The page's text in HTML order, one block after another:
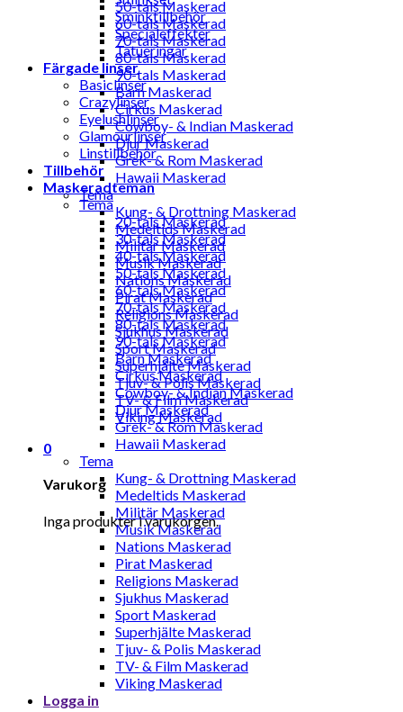
50-tals Maskerad
60-tals Maskerad
70-tals Maskerad
80-tals Maskerad
90-tals Maskerad
Barn Maskerad
Cirkus Maskerad
Cowboy- & Indian Maskerad
Djur Maskerad
Grek- & Rom Maskerad
Hawaii Maskerad
Tema
Kung- & Drottning Maskerad
Medeltids Maskerad
Militär Maskerad
Musik Maskerad
Nations Maskerad
Pirat Maskerad
Religions Maskerad
Sjukhus Maskerad
Sport Maskerad
Superhjälte Maskerad
Tjuv- & Polis Maskerad
TV- & Film Maskerad
Viking Maskerad
0
Varukorg
Inga produkter i varukorgen.
Sminktillbehör
Specialeffekter
Tatueringar
Färgade linser
Basiclinser
Crazylinser
Eyelushlinser
Glamourlinser
Linstillbehör
Tillbehör
Maskeradteman
Tema
20-tals Maskerad
30-tals Maskerad
40-tals Maskerad
50-tals Maskerad
60-tals Maskerad
70-tals Maskerad
80-tals Maskerad
90-tals Maskerad
Barn Maskerad
Cirkus Maskerad
Cowboy- & Indian Maskerad
Djur Maskerad
Grek- & Rom Maskerad
Hawaii Maskerad
Tema
Kung- & Drottning Maskerad
Medeltids Maskerad
Militär Maskerad
Musik Maskerad
Nations Maskerad
Pirat Maskerad
Religions Maskerad
Sjukhus Maskerad
Sport Maskerad
Superhjälte Maskerad
Tjuv- & Polis Maskerad
TV- & Film Maskerad
Viking Maskerad
Logga in